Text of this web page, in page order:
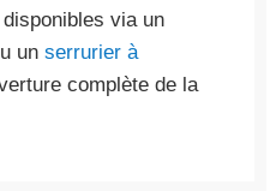
via un
un serrurier à
complète de la